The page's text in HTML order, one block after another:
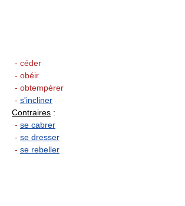
- céder
- obéir
- obtempérer
- s'incliner
Contraires :
- se cabrer
- se dresser
- se rebeller